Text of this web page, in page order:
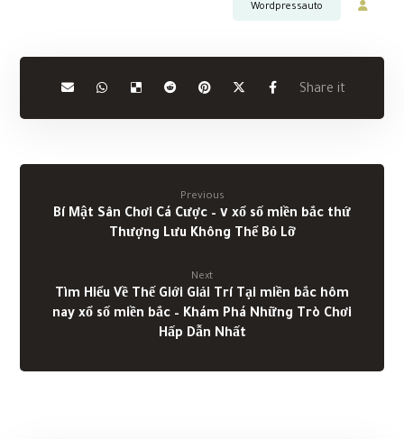
Wordpressauto
Previous
xổ số miền bắc thứ ٧ – Bí Mật Sân Chơi Cá Cược
Thượng Lưu Không Thể Bỏ Lỡ
Next
Tìm Hiểu Về Thế Giới Giải Trí Tại miền bắc hôm
nay xổ số miền bắc – Khám Phá Những Trò Chơi
Hấp Dẫn Nhất